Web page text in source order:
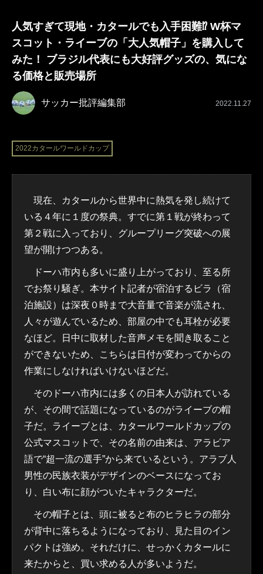
人気すぎて現地・カタールでも入手困難⁉ W杯マ
スコット・ライーブの「大人気帽子」を購入して
みた！ ブラジル代表にも大好評グッズの、気にな
る価格と販売場所
サッカー批評編集部 2022.11.27
2022カタールワールドカップ
現在、カタールから世界中に熱気を発し続けて
いる４年に１度の祭典。すでに第１戦が終わって
第２戦に入っており、グループリーグ突破への展
望が開けつつある。
ドーハ市内も多いに盛り上がっており、至る所
でお祭り騒ぎ。本サイト記者が宿泊するビラ（宿
泊施設）は深夜０時まで大音量で音楽が流され、
人々が遊んでいるため、部屋の中でも耳栓が必要
なほど。日中に取材した音声メモを聞き取ること
ができないため、こちらは日付が変わってからの
作業にしなければいけないほどだ。
そのドーハ市内には多くの日本人が訪れている
が、その間で話題になっているのがライーブの帽
子だ。ライーブとは、カタールワールドカップの
公式マスコットで、その名前の由来は、アラビア
語で“超一流の選手”から来ているという。アラブ人
男性の民族衣装がデザインのベースになってお
り、白い布に顔がついたキャラクターだ。
その帽子とは、頭に被ると布のヒラヒラの部分
が背中に落ちるようになっており、見た目のイン
パクトは強め。それだけに、せっかくカタールに
来たからと、買い求める人が多いようだ。